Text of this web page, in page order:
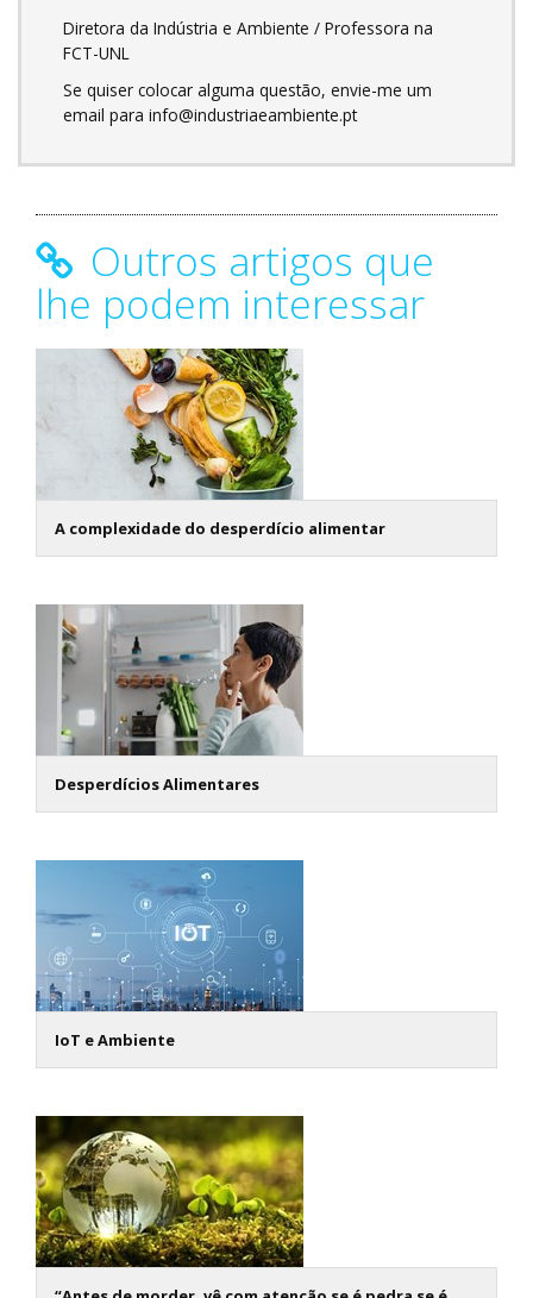
Diretora da Indústria e Ambiente / Professora na
FCT-UNL
Se quiser colocar alguma questão, envie-me um
email para info@industriaeambiente.pt
Outros artigos que
lhe podem interessar
A complexidade do desperdício alimentar
Desperdícios Alimentares
IoT e Ambiente